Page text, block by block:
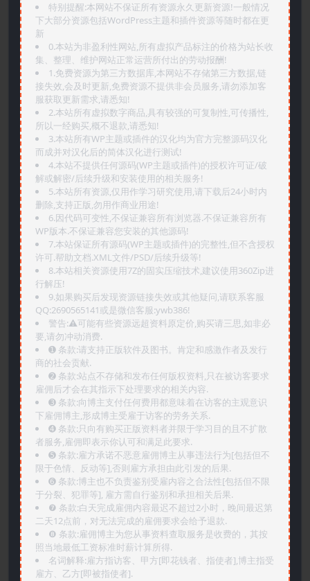
特别提醒:本网站不保证所有资源永久更新资源!一般情况
下大部分资源包括WordPress主题和插件资源等随时都在更
新
0.本站为非盈利性网站,所有虚拟产品标注的价格为站长收
集、整理、维护网站正常运营所付出的劳动报酬!
1.免费资源为第三方数据库,本网站不存储第三方数据,链
接失效,会及时更新,免费资源不提供非会员服务,请勿添加客
服获取更新需求,请悉知!
2.本站所有虚拟数字商品,具有较强的可复制性,可传播性,
所以一经购买,概不退款,请悉知!
3.本站所有WP主题或插件的汉化均为官方完整源码汉化
而成并对汉化后的简体汉化进行测试!
4.本站不提供任何源码(WP主题或插件)的授权许可证/破
解或解密/后续升级和安装使用的相关服务!
5.本站所有资源,仅用作学习研究使用,请下载后24小时内
删除,支持正版,勿用作商业用途!
6.因代码可变性,不保证兼容所有浏览器.不保证兼容所有
WP版本.不保证兼容您安装的其他源码!
7.本站保证所有源码(WP主题或插件)的完整性,但不含授权
许可.帮助文档.XML文件/PSD/后续升级等!
8.本站相关资源使用7Z的固实压缩技术,建议使用360Zip进
行解压!
9.如果购买后发现资源链接失效或其他疑问,请联系客服
QQ:2690565141或是微信客服:ywb386!
警告:⚠️可能有些资源远超资料原定价,购买请三思,如非必
要,请勿冲动消费.
➊️ 条款:请支持正版软件及图书。肯定和感激作者及发行
商的社会贡献.
➋️ 条款:站点不存储和发布任何版权资料,只在被访客要求
雇佣后才会在其指示下处理要求的相关内容.
➌️ 条款:向博主支付任何费用都意味着在访客的主观意识
下雇佣博主,形成博主受雇于访客的劳务关系.
➍️ 条款:只向有购买正版资料者并限于学习目的且不扩散
者服务,雇佣即表示你认可和满足此要求.
➎ 条款:雇方承诺不恶意雇佣博主从事违法行为[包括但不
限于色情、反动等],否则雇方承担由此引发的后果.
➏️ 条款:博主也不负责鉴别受雇内容之合法性[包括但不限
于分裂、犯罪等], 雇方需自行鉴别和承担相关后果.
❼ 条款:白天完成雇佣内容最迟不超过2小时，晚间最迟第
二天12点前，对无法完成的雇佣要求会给予退款.
❽ 条款:雇佣博主为您从事资料查取服务是收费的，其按
照当地最低工资标准时薪计算所得.
名词解释:雇方指访客、甲方[即花钱者、指使者],博主指受
雇方、乙方[即被指使者].